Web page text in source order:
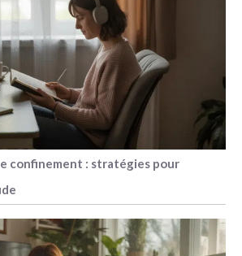
confinement : stratégies pour